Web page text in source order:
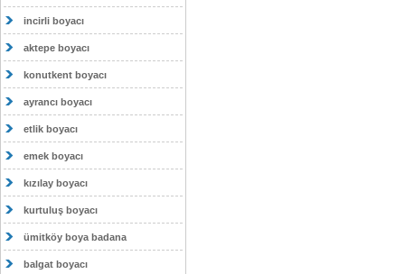
incirli boyacı
aktepe boyacı
konutkent boyacı
ayrancı boyacı
etlik boyacı
emek boyacı
kızılay boyacı
kurtuluş boyacı
ümitköy boya badana
balgat boyacı